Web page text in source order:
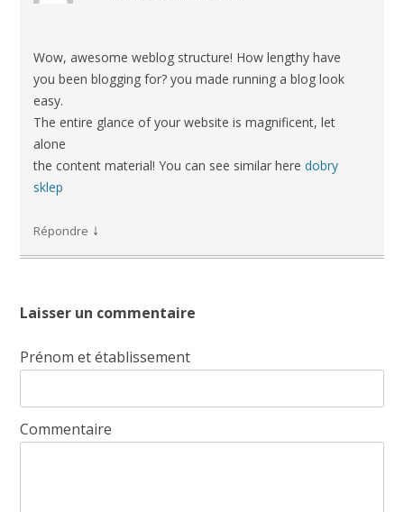
Wow, awesome weblog structure! How lengthy have
you been blogging for? you made running a blog look
easy.
The entire glance of your website is magnificent, let
alone
the content material! You can see similar heredobry
sklep
Répondre ↓
Laisser un commentaire
Prénom et établissement
Commentaire